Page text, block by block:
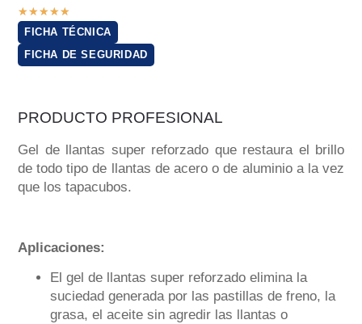
★★★★★
FICHA TÉCNICA
FICHA DE SEGURIDAD
PRODUCTO PROFESIONAL
Gel de llantas super reforzado que restaura el brillo
de todo tipo de llantas de acero o de aluminio a la vez
que los tapacubos.
Aplicaciones:
El gel de llantas super reforzado elimina la
suciedad generada por las pastillas de freno, la
grasa, el aceite sin agredir las llantas o